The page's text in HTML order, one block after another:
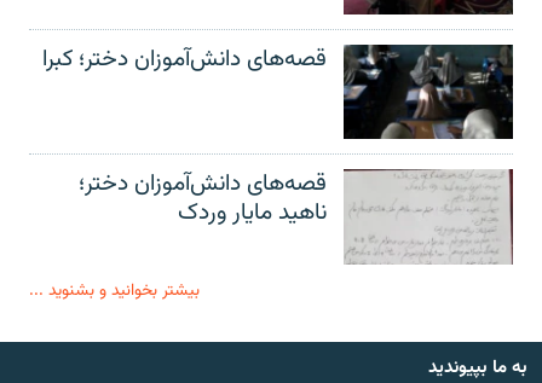
قصه‌های دانش‌آموزان دختر؛ کبرا
قصه‌های دانش‌آموزان دختر؛
ناهید مایار وردک
بیشتر بخوانید و بشنوید ...
به ما بپیوندید